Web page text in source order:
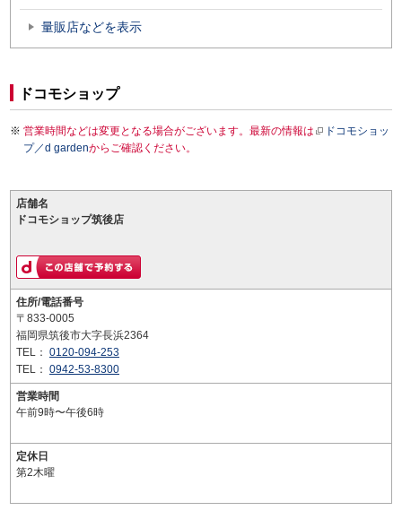
量販店などを表示
ドコモショップ
営業時間などは変更となる場合がございます。最新の情報は
ドコモショッ
プ／d gardenからご確認ください。
店舗名
ドコモショップ筑後店
住所/電話番号
〒833-0005
福岡県筑後市大字長浜2364
TEL： 0120-094-253
TEL： 0942-53-8300
営業時間
午前9時〜午後6時
定休日
第2木曜